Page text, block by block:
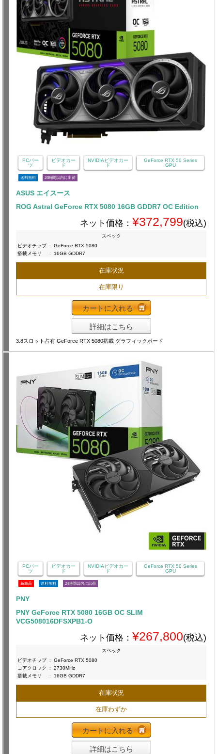
PCパー
ツ
ビデオカー
ド
NVIDIAビデオカー
ド
GeForce RTX 50 Series
GPU
送料無料 24時間以内に出荷
ASUS エイスース
ROG Astral GeForce RTX 5080 16GB GDDR7 OC Edition
ネット価格： ¥372,799(税込)
スペック
ビデオチップ :
GeForce RTX 5080
搭載メモリ
: 16GB GDDR7
在庫状況
在庫限り
カートに入れる
詳細はこちら
3.8スロット占有 GeForce RTX 5080搭載 グラフィックボード
PCパー
ツ
ビデオカー
ド
NVIDIAビデオカー
ド
GeForce RTX 50 Series
GPU
新商品 送料無料 24時間以内に出荷
PNY
PNY GeForce RTX 5080 16GB OC SLIM
VCG508016DFSXPB1-O
ネット価格： ¥267,800(税込)
スペック
ビデオチップ :
GeForce RTX 5080
コアクロック
:
2730MHz
搭載メモリ
: 16GB GDDR7
在庫状況
在庫わずか
カートに入れる
詳細はこちら